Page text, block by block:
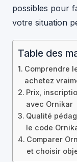
possibles pour
votre situation
Table des
Comprendre
achetez
Prix,
avec Ornikar
Qualité
le code
Comparer
et choisir